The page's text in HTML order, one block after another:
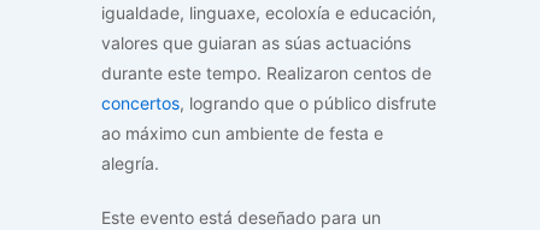
igualdade, linguaxe, ecoloxía e educación,
valores que guiaran as súas actuacións
durante este tempo. Realizaron centos de
concertos, logrando que o público disfrute
ao máximo cun ambiente de festa e
alegría.
Este evento está deseñado para un